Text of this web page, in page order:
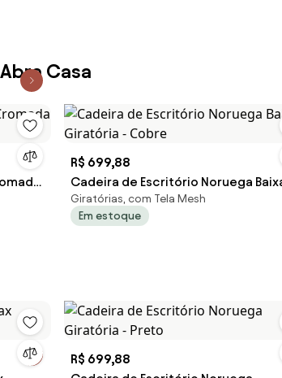
Casa
R$ 699,88
Cadeira de Escritório Noruega
Giratória - Cobre
Giratórias, com Tela Mesh
Em estoque
R$ 699,88